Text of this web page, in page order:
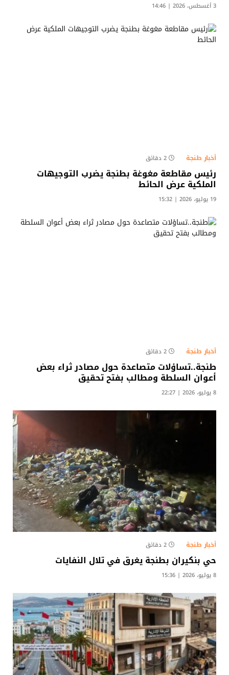
3 أغسطس، 2026 | 14:46
أخبار طنجة 2 دقائق
رئيس مقاطعة مغوغة بطنجة يضرب التوجيهات
الملكية عرض الحائط
19 يوليو، 2026 | 15:32
أخبار طنجة 2 دقائق
طنجة..تساؤلات متصاعدة حول مصادر ثراء بعض
أعوان السلطة ومطالب بفتح تحقيق​
8 يوليو، 2026 | 22:27
أخبار طنجة 2 دقائق
حي بنكيران بطنجة يغرق في تلال النفايات
8 يوليو، 2026 | 15:36